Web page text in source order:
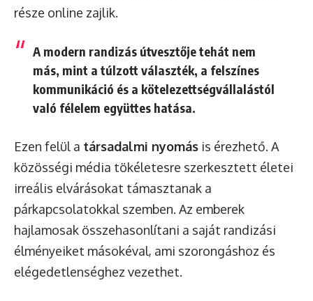
része online zajlik.
A modern randizás útvesztője tehát nem
más, mint a túlzott választék, a felszínes
kommunikáció és a kötelezettségvállalástól
való félelem együttes hatása.
Ezen felül a társadalmi nyomás is érezhető. A
közösségi média tökéletesre szerkesztett életei
irreális elvárásokat támasztanak a
párkapcsolatokkal szemben. Az emberek
hajlamosak összehasonlítani a saját randizási
élményeiket másokéval, ami szorongáshoz és
elégedetlenséghez vezethet.